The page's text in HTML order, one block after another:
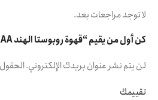
لا توجد مراجعات بعد.
كن أول من يقيم “قهوة روبوستا الهند AAA”
لن يتم نشر عنوان بريدك الإلكتروني.الحقول
تقييمك